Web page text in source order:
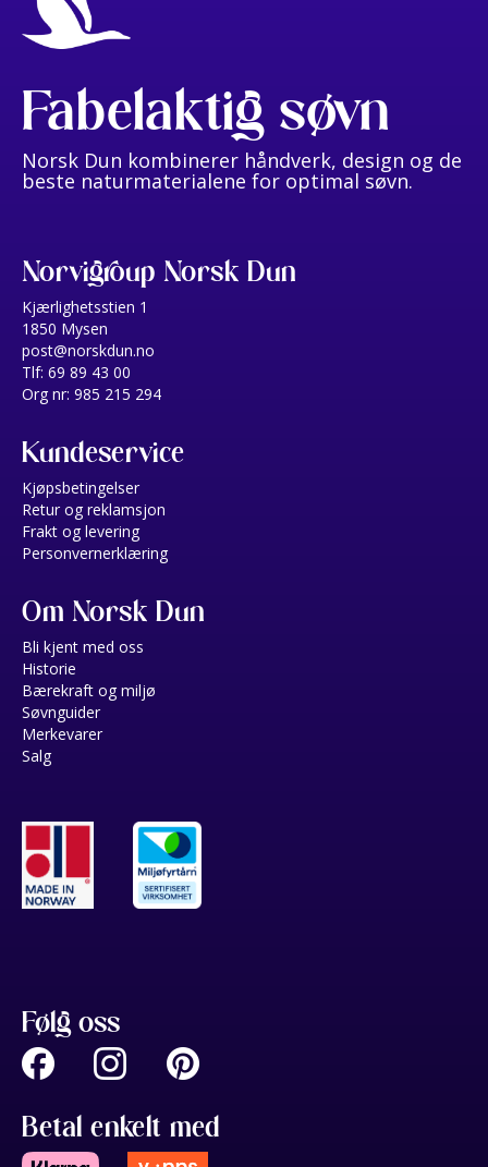
Fabelaktig søvn
Norsk Dun kombinerer håndverk, design og de
beste naturmaterialene for optimal søvn.
Norvigroup Norsk Dun
Kjærlighetsstien 1
1850 Mysen
post@norskdun.no
Tlf: 69 89 43 00
Org nr: 985 215 294
Kundeservice
Kjøpsbetingelser
Retur og reklamsjon
Frakt og levering
Personvernerklæring
Om Norsk Dun
Bli kjent med oss
Historie
Bærekraft og miljø
Søvnguider
Merkevarer
Salg
Følg oss
Betal enkelt med